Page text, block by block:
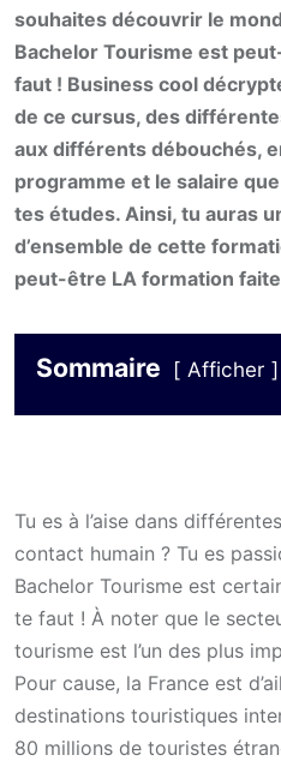
souhaites découvrir le
Bachelor Tourisme est
faut ! Business cool
de ce cursus, des
aux différents débouchés,
programme et le salaire
tes études. Ainsi, tu auras
d’ensemble de cette
peut-être LA formation
Sommaire Afficher
Tu es à l’aise dans
contact humain ? Tu es
Bachelor Tourisme est
te faut ! À noter que le
tourisme est l’un des plus
Pour cause, la France est
destinations touristiques
80 millions de touristes